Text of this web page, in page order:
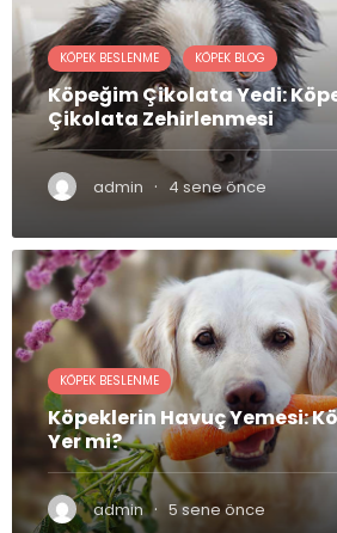
KÖPEK BESLENME KÖPEK BLOG
Köpeğim Çikolata Yedi:
Çikolata Zehirlenmesi
admin · 4 sene önce
KÖPEK BESLENME
Köpeklerin Havuç Yemesi:
Yer mi?
admin · 5 sene önce